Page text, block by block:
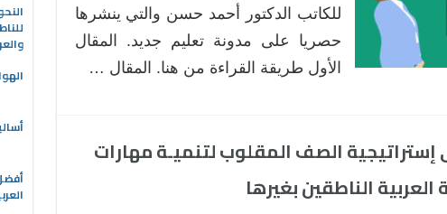
العربية
للناطقين
بغيرها
(الطريقة
التواصلية)
للكاتب الدكتور أحمد حسن والتي ينشرها
حصريا على مدونة تعليم جديد. المقال
الأول طريقة القراءة من هنا. المقال …
الصف المقلوب لتنميـة مهارات
الناطقين بغيرها